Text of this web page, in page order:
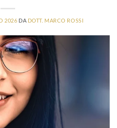
2026 DA DOTT. MARCO ROSSI